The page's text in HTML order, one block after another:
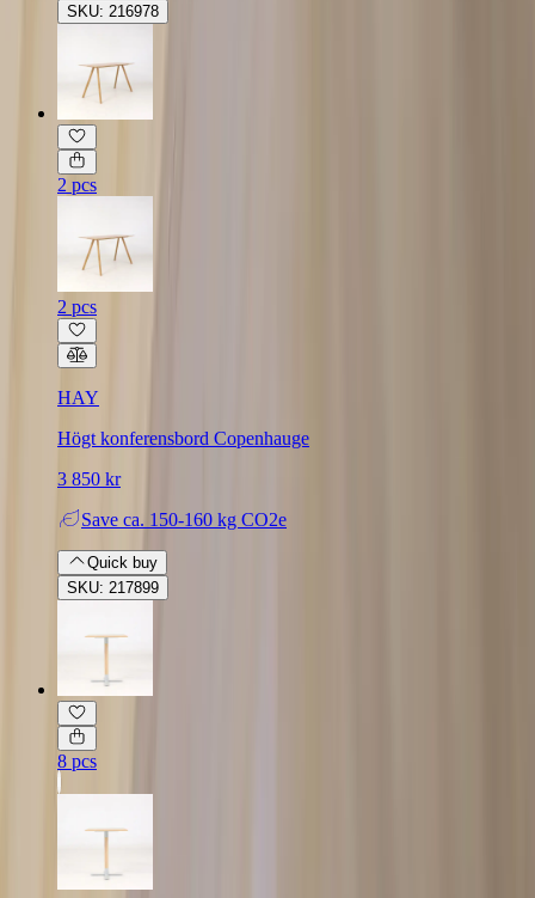
SKU: 216978
2 pcs
2 pcs
HAY
Högt konferensbord Copenhauge
3 850 kr
Save ca. 150-160 kg CO2e
Quick buy
SKU: 217899
8 pcs